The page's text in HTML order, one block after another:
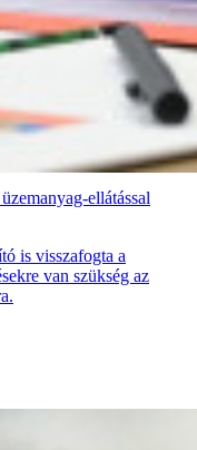
ellátással
is visszafogta a
van szükség az